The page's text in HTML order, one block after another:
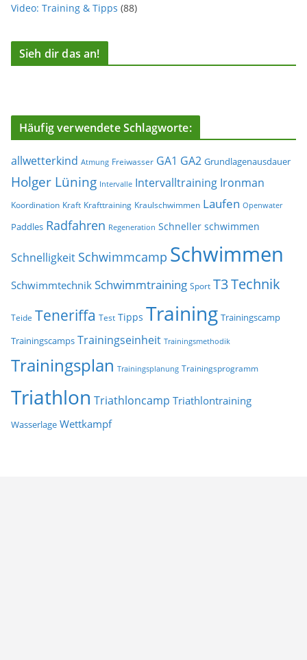
Video: Training & Tipps (88)
Sieh dir das an!
Häufig verwendete Schlagworte:
allwetterkind Atmung Freiwasser GA1 GA2 Grundlagenausdauer
Holger Lüning Intervalle Intervalltraining Ironman
Koordination Kraft Krafttraining Kraulschwimmen Laufen Openwater
Paddles Radfahren Regeneration Schneller schwimmen
Schnelligkeit Schwimmcamp Schwimmen
Schwimmtechnik Schwimmtraining Sport T3Technik
Teide Teneriffa Test Tipps Training Trainingscamp
Trainingscamps Trainingseinheit Trainingsmethodik
Trainingsplan Trainingsplanung Trainingsprogramm
Triathlon Triathloncamp Triathlontraining
Wasserlage Wettkampf